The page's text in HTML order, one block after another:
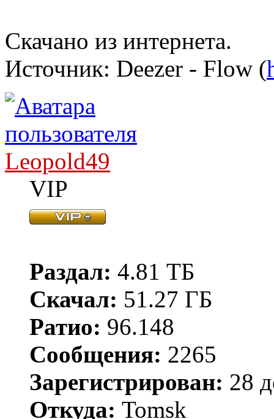
Скачано из интернета.
Источник: Deezer - Flow (
Leopold49
VIP
Раздал: 4.81 ТБ
Скачал: 51.27 ГБ
Ратио: 96.148
Сообщения: 2265
Зарегистрирован: 28
Откуда: Tomsk